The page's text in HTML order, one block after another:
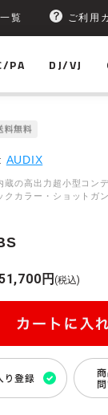
覧 ご利用
PA DJ/VJ
AUDIX
蔵の高出力超小型コン
クカラー・ショットガ
円(税込)